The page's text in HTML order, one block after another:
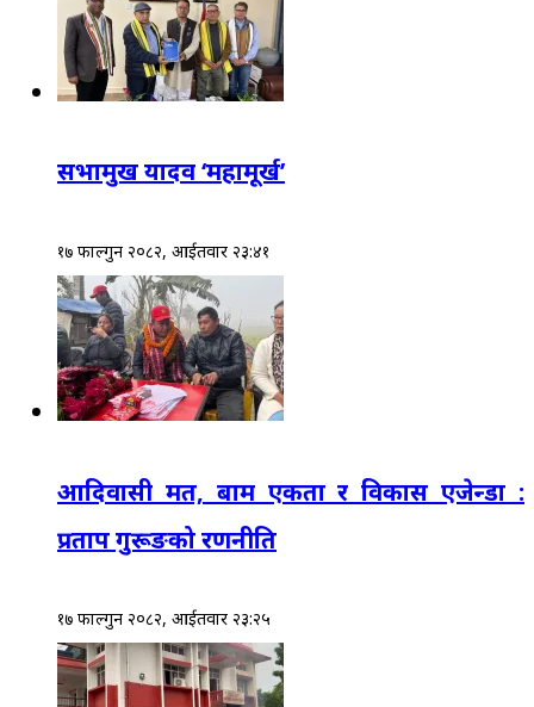
सभामुख यादव ‘महामूर्ख’
१७ फाल्गुन २०८२, आईतवार २३:४१
आदिवासी मत, बाम एकता र विकास एजेन्डा :
प्रताप गुरूङको रणनीति
१७ फाल्गुन २०८२, आईतवार २३:२५